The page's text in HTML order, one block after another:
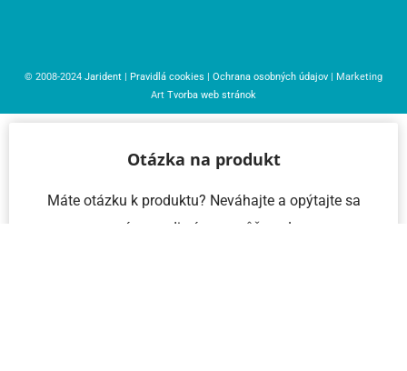
© 2008-2024 Jarident Pravidlá cookies Ochrana osobných údajov | Marketing
Art Tvorba web stránok
Otázka na produkt
Máte otázku k produktu? Neváhajte a opýtajte sa
nás – radi vám pomôžeme!